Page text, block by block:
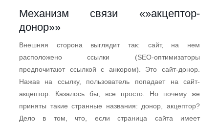
Механизм связи «»акцептор-
донор»»
Внешняя сторона выглядит так: сайт, на нем
расположено ссылки (SEO-оптимизаторы
предпочитают ссылкой с анкором). Это сайт-донор.
Нажав на ссылку, пользователь попадает на сайт-
акцептор. Казалось бы, все просто. Но почему же
приняты такие странные названия: донор, акцептор?
Дело в том, что, если страница сайта имеет